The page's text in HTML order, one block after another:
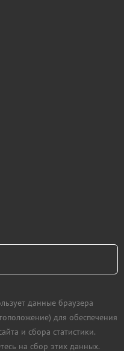
данные браузера
для обеспечения
и сбора статистики.
на сбор этих данных.